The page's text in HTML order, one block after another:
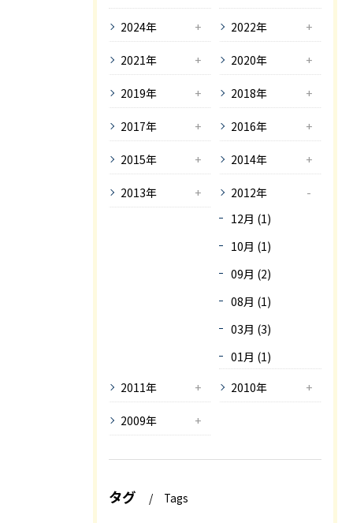
2024年 2022年
2021年 2020年
2019年 2018年
2017年 2016年
2015年 2014年
2013年
2012年
12月 (1)
10月 (1)
09月 (2)
08月 (1)
03月 (3)
01月 (1)
2011年
2010年
2009年
タグ Tags